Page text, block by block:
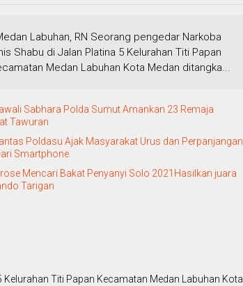
Labuhan, RN Seorang pengedar Narkoba
Shabu di Jalan Platina 5 Kelurahan Titi Papan
Medan Labuhan Kota Medan ditangka...
Sabhara Polda Sumut Amankan 23 Remaja
Tawuran
Poldasu Ajak Masyarakat Urus dan Perpanjangan
Smartphone
Mencari Bakat Penyanyi Solo 2021Hasilkan juara
Tarigan
Titi Papan Kecamatan Medan Labuhan Kota